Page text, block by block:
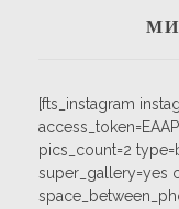
МИ
[fts_instagram
pics_count=2
super_gallery=yes